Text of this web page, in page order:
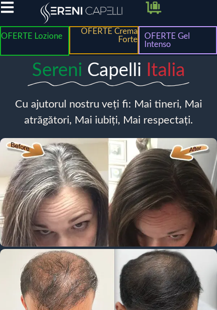
OFERTE Lozione
OFERTE Crema
Forte
OFERTE Gel
Intenso
Sereni Capelli Italia
Cu ajutorul nostru veți fi: Mai tineri, Mai
atrăgători, Mai iubiți, Mai respectați.